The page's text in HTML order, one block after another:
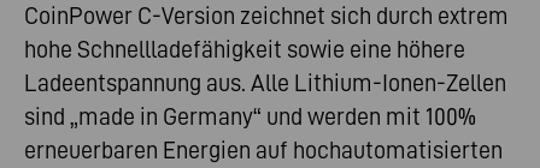
CoinPower C-Version zeichnet sich durch extrem
hohe Schnellladefähigkeit sowie eine höhere
Ladeentspannung aus. Alle Lithium-Ionen-Zellen
sind „made in Germany“ und werden mit 100%
erneuerbaren Energien auf hochautomatisierten